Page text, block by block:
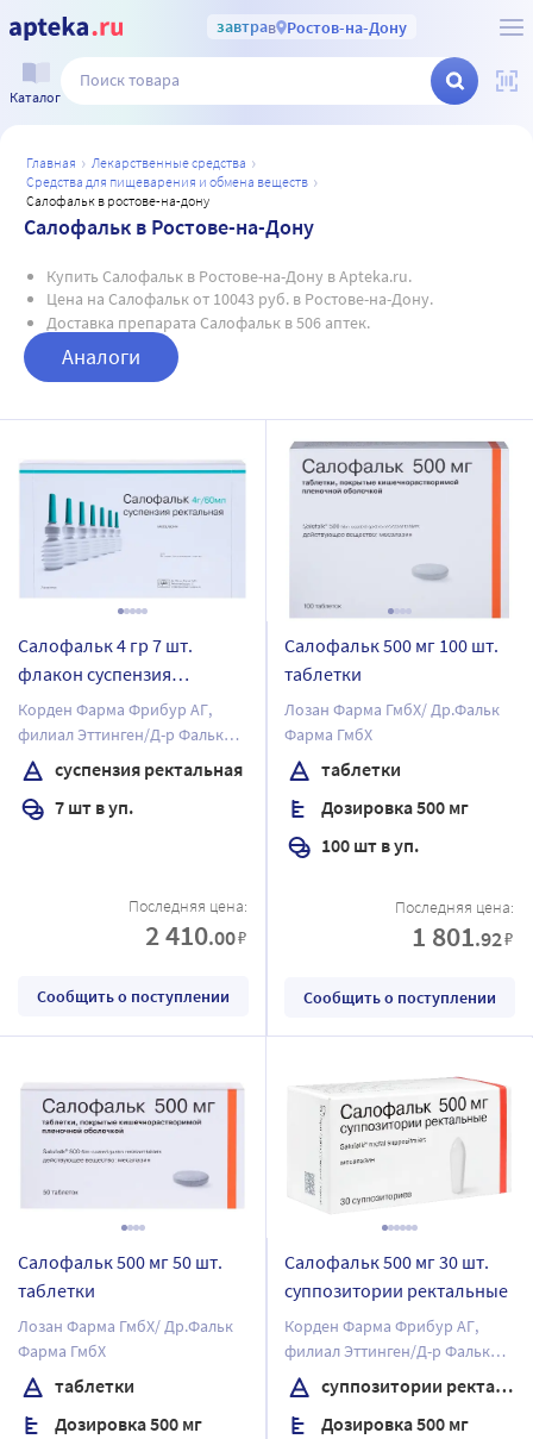
завтрав Ростов-на-Дону
Каталог
главная
лекарственные средства
средства для пищеварения и обмена веществ
салофальк в ростове-на-дону
Салофальк в Ростове-на-Дону
Купить Салофальк в Ростове-на-Дону в Apteka.ru.
Цена на Салофальк от 10043 руб. в Ростове-на-Дону.
Доставка препарата Салофальк в 506 аптек.
Аналоги
Салофальк 4 гр 7 шт.
флакон суспензия
ректальная 60 мл
Корден Фарма Фрибур АГ,
филиал Эттинген/Д-р Фальк
Фарма ГмбХ
суспензия ректальная
7 шт в уп.
Последняя цена:
2 410.00₽
Сообщить о поступлении
Салофальк 500 мг 100 шт.
таблетки
Лозан Фарма ГмбХ/ Др.Фальк
Фарма ГмбХ
таблетки
Дозировка 500 мг
100 шт в уп.
Последняя цена:
1 801.92₽
Сообщить о поступлении
Салофальк 500 мг 50 шт.
таблетки
Лозан Фарма ГмбХ/ Др.Фальк
Фарма ГмбХ
таблетки
Дозировка 500 мг
Салофальк 500 мг 30 шт.
суппозитории ректальные
Корден Фарма Фрибур АГ,
филиал Эттинген/Д-р Фальк
Фарма ГмбХ
суппозитории ректальные
Дозировка 500 мг